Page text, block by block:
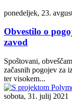
ponedeljek, 23.
Obvestilo o
zavod
Spoštovani,
začasnih pogojev za
ter visokem...
sobota, 31. julij 2021